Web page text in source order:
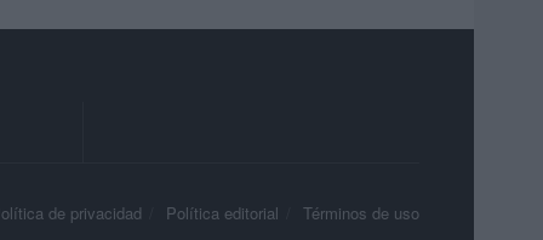
de privacidad Política editorial Términos de uso